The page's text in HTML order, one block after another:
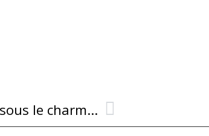
L’Heure exquise : une soirée musicale sous le charme de Combret »